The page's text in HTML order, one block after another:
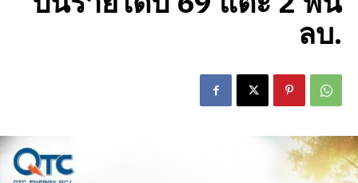
ลบ.